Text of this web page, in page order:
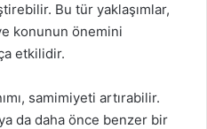
Bu tür yaklaşımlar,
konunun önemini
etkilidir.
samimiyeti artırabilir.
da daha önce benzer bir